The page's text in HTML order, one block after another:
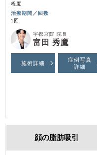
程度
治療期間／回数
1回
宇都宮院 院長
富田 秀鷹
施術詳細
症例写真
詳細
顔の脂肪吸引